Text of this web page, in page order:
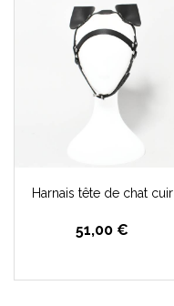
Harnais tête de chat cuir
51,00 €